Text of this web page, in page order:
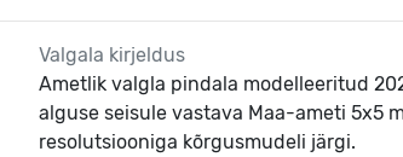
Valgala kirjeldus
Ametlik valgla pindala modelleeritud
alguse seisule vastava Maa-ameti 5x5 m
resolutsiooniga kõrgusmudeli järgi.